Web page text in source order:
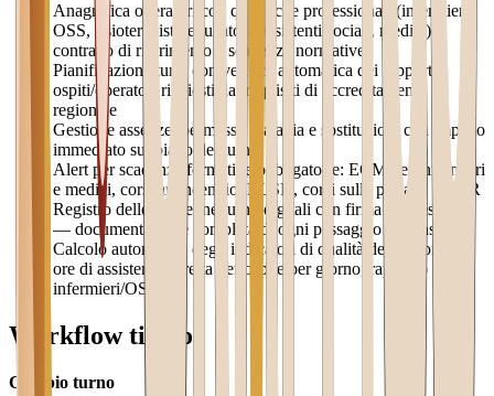
Anagrafica operatori con qualifiche professionali (infermieri,
OSS, fisioterapisti, educatori, assistenti sociali, medici),
contratto di riferimento e scadenze normative
Pianificazione turni con verifica automatica dei rapporti
ospiti/operatori richiesti dai requisiti di accreditamento
regionale
Gestione assenze, permessi, malattia e sostituzioni con impatto
immediato sul piano dei turni
Alert per scadenze formative obbligatorie: ECM per infermieri
e medici, corsi antincendio, BLSD, corsi sulla privacy GDPR
Registro delle consegne turno digitali con firma e timestamp
— documentazione completa di ogni passaggio di consegne
Calcolo automatico degli indicatori di qualità del personale:
ore di assistenza diretta per ospite per giorno, rapporto
infermieri/OSS
Workflow tipico
Cambio turno